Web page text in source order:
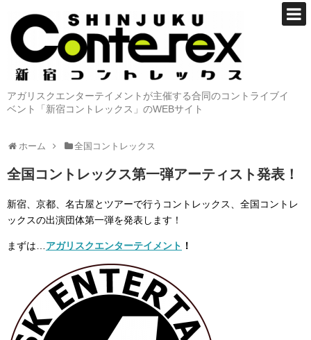
アガリスクエンターテイメントが主催する合同のコントライブイ
ベント「新宿コントレックス」のWEBサイト
ホーム 全国コントレックス
全国コントレックス第一弾アーティスト発表！
新宿、京都、名古屋とツアーで行うコントレックス、全国コントレ
ックスの出演団体第一弾を発表します！
まずは… アガリスクエンターテイメント ！